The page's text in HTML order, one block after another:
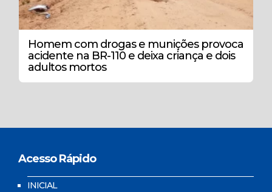
Homem com drogas e munições provoca
acidente na BR-110 e deixa criança e dois
adultos mortos
Acesso Rápido
INICIAL